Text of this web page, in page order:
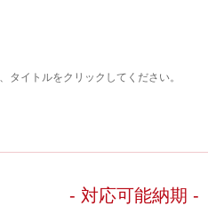
イトルをクリックしてください。
- 対応可能納期 -